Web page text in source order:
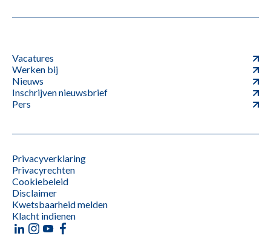
Vacatures
Werken bij
Nieuws
Inschrijven nieuwsbrief
Pers
Privacyverklaring
Privacyrechten
Cookiebeleid
Disclaimer
Kwetsbaarheid melden
Klacht indienen